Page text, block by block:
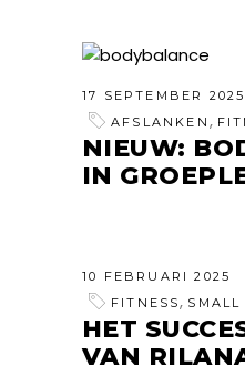
17 SEPTEMBER 2025
AFSLANKEN ,
NIEUW:
IN
10 FEBRUARI 2025
FITNESS, SMALL
HET
VAN